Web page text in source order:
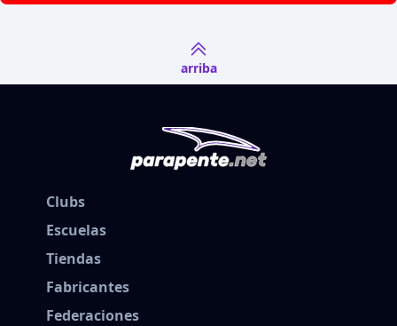
arriba
Clubs
Escuelas
Tiendas
Fabricantes
Federaciones